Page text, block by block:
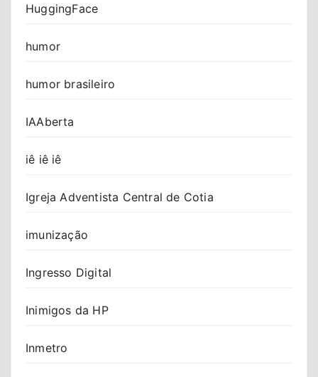
HuggingFace
humor
humor brasileiro
IAAberta
iê iê iê
Igreja Adventista Central de Cotia
imunização
Ingresso Digital
Inimigos da HP
Inmetro